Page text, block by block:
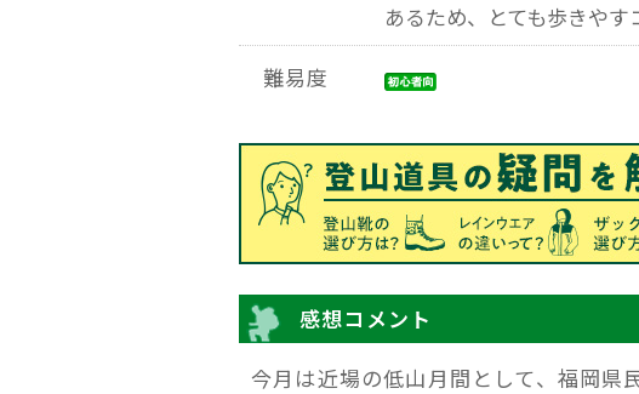
あるため、とても歩きやす
難易度
感想コメント
今月は近場の低山月間として、福岡県